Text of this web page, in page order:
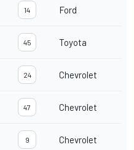
14 Ford
45 Toyota
24 Chevrolet
47 Chevrolet
9 Chevrolet